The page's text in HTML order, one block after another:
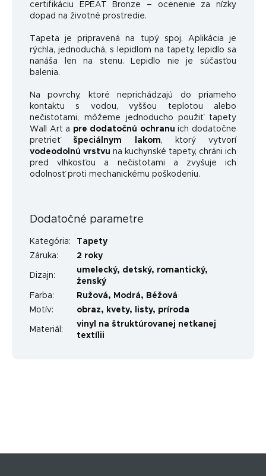
certifikáciu EPEAT Bronze – ocenenie za nízky
dopad na životné prostredie.
Tapeta je pripravená na tupý spoj. Aplikácia je
rýchla, jednoduchá, s lepidlom na tapety, lepidlo sa
nanáša len na stenu. Lepidlo nie je súčasťou
balenia.
Na povrchy, ktoré neprichádzajú do priameho
kontaktu s vodou, vyššou teplotou alebo
nečistotami, môžeme jednoducho použiť tapety
Wall Art a pre dodatočnú ochranu ich dodatočne
pretrieťšpeciálnym lakom, ktorý vytvorí
vodeodolnú vrstvu na kuchynské tapety, chráni ich
pred vlhkosťou a nečistotami a zvyšuje ich
odolnosť proti mechanickému poškodeniu.
Dodatočné parametre
Kategória:
Tapety
Záruka: 2 roky
Dizajn:
umelecký, detský, romantický,
ženský
Farba: Ružová, Modrá, Béžová
Motív: obraz, kvety, listy, príroda
Materiál :
vinyl na štruktúrovanej netkanej
textílii